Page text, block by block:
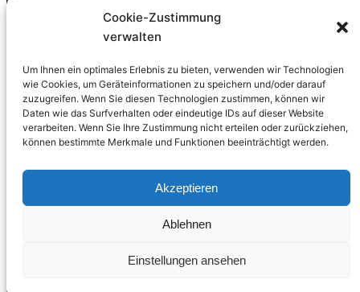
Cookie-Zustimmung
verwalten
Um Ihnen ein optimales Erlebnis zu bieten, verwenden wir Technologien
wie Cookies, um Geräteinformationen zu speichern und/oder darauf
zuzugreifen. Wenn Sie diesen Technologien zustimmen, können wir
Daten wie das Surfverhalten oder eindeutige IDs auf dieser Website
verarbeiten. Wenn Sie Ihre Zustimmung nicht erteilen oder zurückziehen,
können bestimmte Merkmale und Funktionen beeinträchtigt werden.
Akzeptieren
Ablehnen
Einstellungen ansehen
Rücktrittsbelehrung
ZAHLUNGSARTEN
Vorkasse Visa Mastercard Link PayPal
G-Pay
Made with care in Wien 🇦🇹